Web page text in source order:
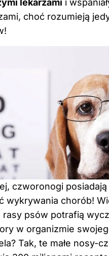
lekarzami i
choć rozumieją
czworonogi posiadają
wykrywania chorób!
rasy psów potrafią
w organizmie
Tak, te małe nosy-